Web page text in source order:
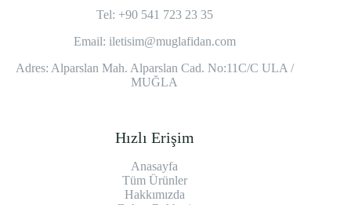
Tel: +90 541 723 23 35
Email: iletisim@muglafidan.com
Adres: Alparslan Mah. Alparslan Cad. No:11C/C ULA /
MUĞLA
Hızlı Erişim
Anasayfa
Tüm Ürünler
Hakkımızda